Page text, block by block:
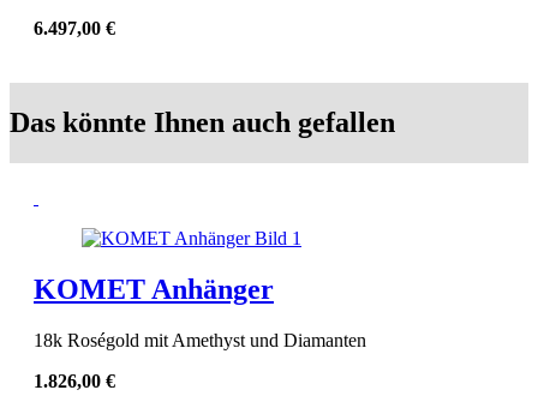
6.497,00 €
Das könnte Ihnen auch gefallen
KOMET Anhänger
18k Roségold mit Amethyst und Diamanten
1.826,00 €